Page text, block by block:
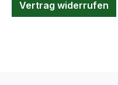
ausgeschlossen
werden
Vertrag widerrufen